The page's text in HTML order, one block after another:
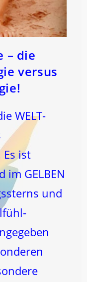
– die
versus
WELT-
Es ist
GELBEN
und